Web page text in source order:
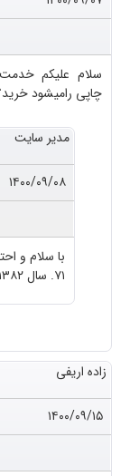
سلام علیکم
چاپی رامیشود
مدیر سایت
۱۴۰۰/۰۹/۰۸
با سلام و
۷۱. سال ۱۳۸۲ موجود نمی‌باشد.
زاده اریفی
۱۴۰۰/۰۹/۱۵